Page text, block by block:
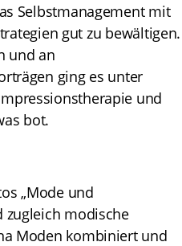
Selbstmanagement mit
gut zu bewältigen.
und an
ging es unter
und
bot.
„Mode und
zugleich modische
Moden kombiniert und